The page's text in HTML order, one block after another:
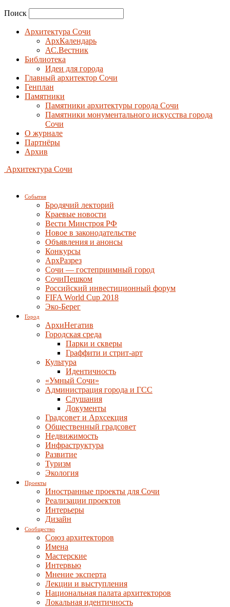
Поиск
Архитектура Сочи
АрхКалендарь
АС.Вестник
Библиотека
Идеи для города
Главный архитектор Сочи
Генплан
Памятники
Памятники архитектуры города Сочи
Памятники монументального искусства города
Сочи
О журнале
Партнёры
Архив
Архитектура Сочи
События
Бродячий лекторий
Краевые новости
Вести Минстроя РФ
Новое в законодательстве
Объявления и анонсы
Конкурсы
АрхРазрез
Сочи — гостеприимный город
СочиПешком
Российский инвестиционный форум
FIFA World Cup 2018
Эко-Берег
Город
АрхиНегатив
Городская среда
Парки и скверы
Граффити и стрит-арт
Культура
Идентичность
«Умный Сочи»
Администрация города и ГСС
Слушания
Документы
Градсовет и Архсекция
Общественный градсовет
Недвижимость
Инфраструктура
Развитие
Туризм
Экология
Проекты
Иностранные проекты для Сочи
Реализации проектов
Интерьеры
Дизайн
Сообщество
Союз архитекторов
Имена
Мастерские
Интервью
Мнение эксперта
Лекции и выступления
Национальная палата архитекторов
Локальная идентичность